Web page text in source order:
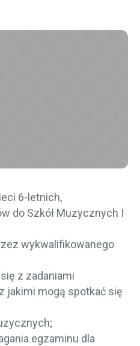
6-letnich,
do Szkół Muzycznych I
wykwalifikowanego
z zadaniami
jakimi mogą spotkać się
egzaminu dla